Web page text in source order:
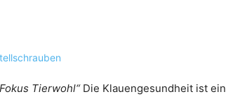
Tierwohl“Die Klauengesundheit ist ein